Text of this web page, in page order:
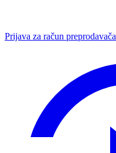
Prijava za račun preprodavača